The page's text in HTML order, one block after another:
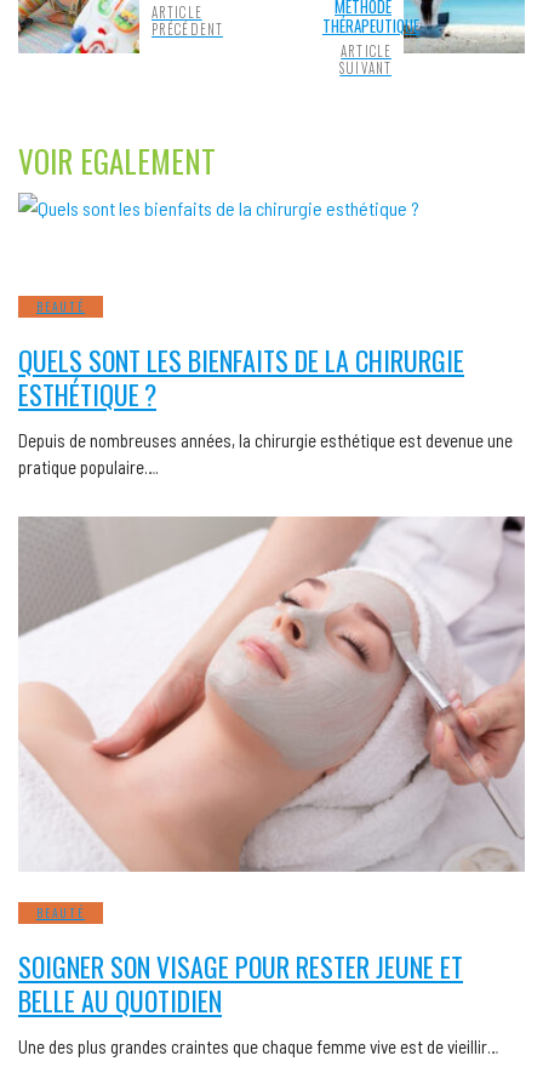
ARTICLE
PRÉCÉDENT
MÉTHODE
THÉRAPEUTIQUE
ARTICLE
SUIVANT
VOIR EGALEMENT
BEAUTÉ
QUELS SONT LES BIENFAITS DE LA CHIRURGIE
ESTHÉTIQUE ?
Depuis de nombreuses années, la chirurgie esthétique est devenue une
pratique populaire….
BEAUTÉ
SOIGNER SON VISAGE POUR RESTER JEUNE ET
BELLE AU QUOTIDIEN
Une des plus grandes craintes que chaque femme vive est de vieillir…